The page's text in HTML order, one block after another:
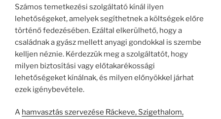
Számos temetkezési szolgáltató kínál ilyen
lehetőségeket, amelyek segíthetnek a költségek előre
történő fedezésében. Ezáltal elkerülhető, hogy a
családnak a gyász mellett anyagi gondokkal is szembe
kelljen néznie. Kérdezzük meg a szolgáltatót, hogy
milyen biztosítási vagy előtakarékossági
lehetőségeket kínálnak, és milyen előnyökkel járhat
ezek igénybevétele.
A hamvasztás szervezése Ráckeve, Szigethalom,